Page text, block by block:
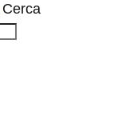
Cerca